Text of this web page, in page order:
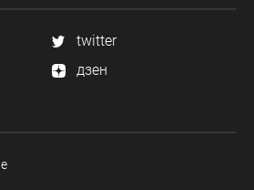
twitter
дзен